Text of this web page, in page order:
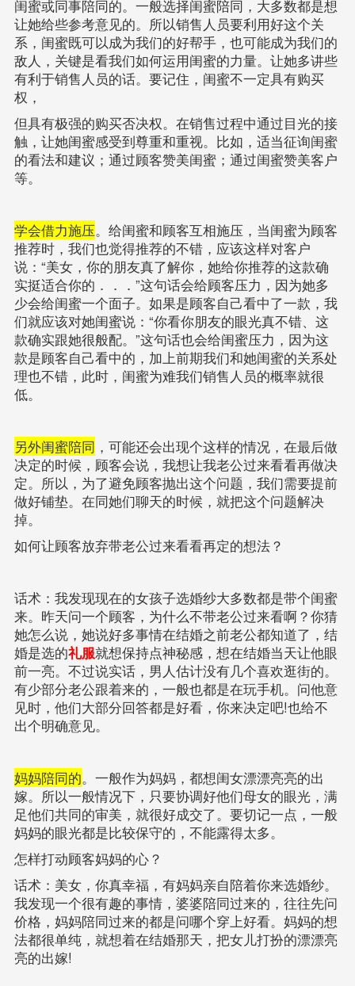
闺蜜或同事陪同的。一般选择闺蜜陪同，大多数都是想
让她给些参考意见的。所以销售人员要利用好这个关
系，闺蜜既可以成为我们的好帮手，也可能成为我们的
敌人，关键是看我们如何运用闺蜜的力量。让她多讲些
有利于销售人员的话。要记住，闺蜜不一定具有购买
权，
但具有极强的购买否决权。在销售过程中通过目光的接
触，让她闺蜜感受到尊重和重视。比如，适当征询闺蜜
的看法和建议；通过顾客赞美闺蜜；通过闺蜜赞美客户
等。
学会借力施压。给闺蜜和顾客互相施压，当闺蜜为顾客
推荐时，我们也觉得推荐的不错，应该这样对客户
说：“美女，你的朋友真了解你，她给你推荐的这款确
实挺适合你的．．．”这句话会给顾客压力，因为她多
少会给闺蜜一个面子。如果是顾客自己看中了一款，我
们就应该对她闺蜜说：“你看你朋友的眼光真不错、这
款确实跟她很般配。”这句话也会给闺蜜压力，因为这
款是顾客自己看中的，加上前期我们和她闺蜜的关系处
理也不错，此时，闺蜜为难我们销售人员的概率就很
低。
另外闺蜜陪同 ，可能还会出现个这样的情况，在最后做
决定的时候，顾客会说，我想让我老公过来看看再做决
定。所以，为了避免顾客抛出这个问题，我们需要提前
做好铺垫。在同她们聊天的时候，就把这个问题解决
掉。
如何让顾客放弃带老公过来看看再定的想法？
话术：我发现现在的女孩子选婚纱大多数都是带个闺蜜
来。昨天问一个顾客，为什么不带老公过来看啊？你猜
她怎么说，她说好多事情在结婚之前老公都知道了，结
婚是选的礼服就想保持点神秘感，想在结婚当天让他眼
前一亮。不过说实话，男人估计没有几个喜欢逛街的。
有少部分老公跟着来的，一般也都是在玩手机。问他意
见时，他们大部分回答都是好看，你来决定吧!也给不
出个明确意见。
妈妈陪同的。一般作为妈妈，都想闺女漂漂亮亮的出
嫁。所以一般情况下，只要协调好他们母女的眼光，满
足他们共同的审美，就很好成交了。要切记一点，一般
妈妈的眼光都是比较保守的，不能露得太多。
怎样打动顾客妈妈的心？
话术：美女，你真幸福，有妈妈亲自陪着你来选婚纱。
我发现一个很有趣的事情，婆婆陪同过来的，往往先问
价格，妈妈陪同过来的都是问哪个穿上好看。妈妈的想
法都很单纯，就想着在结婚那天，把女儿打扮的漂漂亮
亮的出嫁!